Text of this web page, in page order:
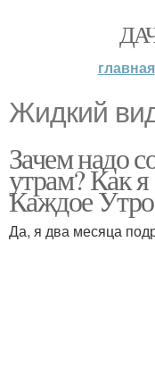
главная
Жидкий
Зачем надо
утрам? Как
Каждое
Да, я два месяца